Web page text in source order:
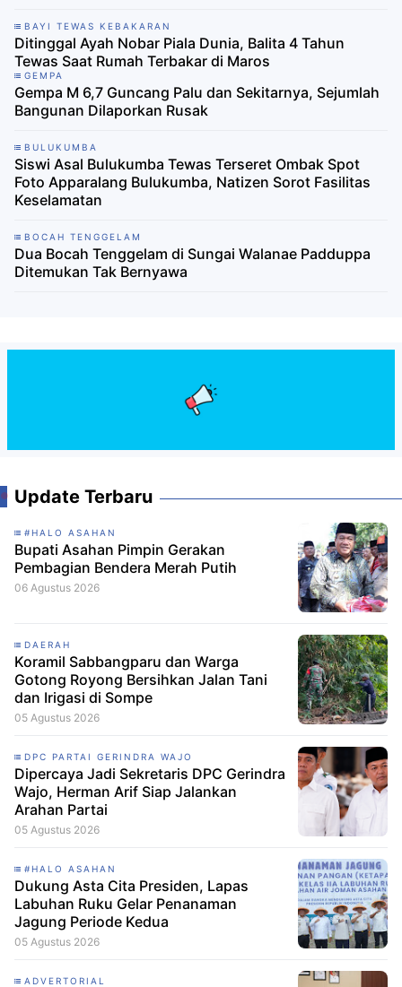
BAYI TEWAS KEBAKARAN
Ditinggal Ayah Nobar Piala Dunia, Balita 4 Tahun
Tewas Saat Rumah Terbakar di Maros
GEMPA
Gempa M 6,7 Guncang Palu dan Sekitarnya, Sejumlah
Bangunan Dilaporkan Rusak
BULUKUMBA
Siswi Asal Bulukumba Tewas Terseret Ombak Spot
Foto Apparalang Bulukumba, Natizen Sorot Fasilitas
Keselamatan
BOCAH TENGGELAM
Dua Bocah Tenggelam di Sungai Walanae Padduppa
Ditemukan Tak Bernyawa
Update Terbaru
#HALO ASAHAN
Bupati Asahan Pimpin Gerakan
Pembagian Bendera Merah Putih
06 Agustus 2026
DAERAH
Koramil Sabbangparu dan Warga
Gotong Royong Bersihkan Jalan Tani
dan Irigasi di Sompe
05 Agustus 2026
DPC PARTAI GERINDRA WAJO
Dipercaya Jadi Sekretaris DPC Gerindra
Wajo, Herman Arif Siap Jalankan
Arahan Partai
05 Agustus 2026
#HALO ASAHAN
Dukung Asta Cita Presiden, Lapas
Labuhan Ruku Gelar Penanaman
Jagung Periode Kedua
05 Agustus 2026
ADVERTORIAL